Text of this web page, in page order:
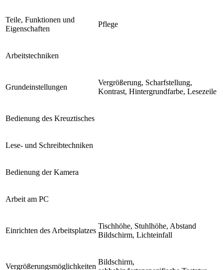
Teile, Funktionen und
Eigenschaften
Pflege
Arbeitstechniken
Grundeinstellungen
Vergrößerung, Scharfstellung,
Kontrast, Hintergrundfarbe, Lesezeile
Bedienung des Kreuztisches
Lese- und Schreibtechniken
Bedienung der Kamera
Arbeit am PC
Einrichten des Arbeitsplatzes
Tischhöhe, Stuhlhöhe, Abstand
Bildschirm, Lichteinfall
Vergrößerungsmöglichkeiten
Bildschirm,